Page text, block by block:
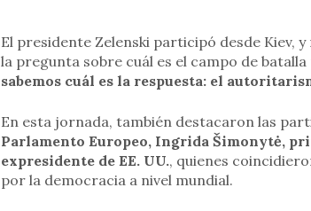
El presidente Zelenski participó desde Kiev,
la pregunta sobre cuál es el campo de
sabemos cuál es la respuesta: el
En esta jornada, también destacaron las
Parlamento Europeo, Ingrida Šimonytė,
expresidente de EE. UU., quienes
por la democracia a nivel mundial.